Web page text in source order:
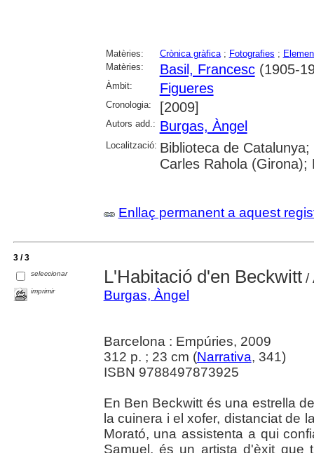
Matèries: Crònica gràfica; Fotografies ;
Matèries:
Basil, Francesc(1905-
Àmbit: Figueres
Cronologia: [2009]
Autors add.: Burgas, Àngel
Localització: Biblioteca de
Carles Rahola
Enllaç permanent a aquest
3 / 3
seleccionar
imprimir
L'Habitació d'en Beckwitt/
Burgas, Àngel
Barcelona : Empúries, 2009
312 p. ; 23 cm (Narrativa, 341)
ISBN 9788497873925
En Ben Beckwitt és una estrella
la cuinera i el xofer, distanciat de
Morató, una assistenta a qui
Samuel, és un artista d'èxit que